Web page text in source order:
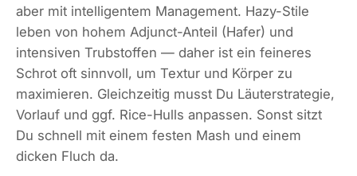
aber mit intelligentem Management. Hazy-Stile
leben von hohem Adjunct-Anteil (Hafer) und
intensiven Trubstoffen — daher ist ein feineres
Schrot oft sinnvoll, um Textur und Körper zu
maximieren. Gleichzeitig musst Du Läuterstrategie,
Vorlauf und ggf. Rice-Hulls anpassen. Sonst sitzt
Du schnell mit einem festen Mash und einem
dicken Fluch da.